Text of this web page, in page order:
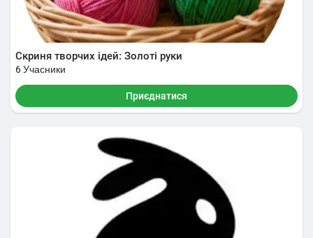
Скриня творчих ідей: Золоті руки
6 Учасники
Приєднатися